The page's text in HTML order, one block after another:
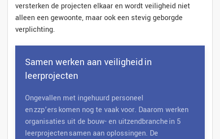
versterken de projecten elkaar en wordt veiligheid niet
alleen een gewoonte, maar ook een stevig geborgde
verplichting.
Samen werken aan veiligheid in
leerprojecten
Ongevallen met ingehuurd personeel
en zzp’ers komen nog te vaak voor. Daarom werken
organisaties uit de bouw- en uitzendbranche in 5
leerprojecten samen aan oplossingen. De